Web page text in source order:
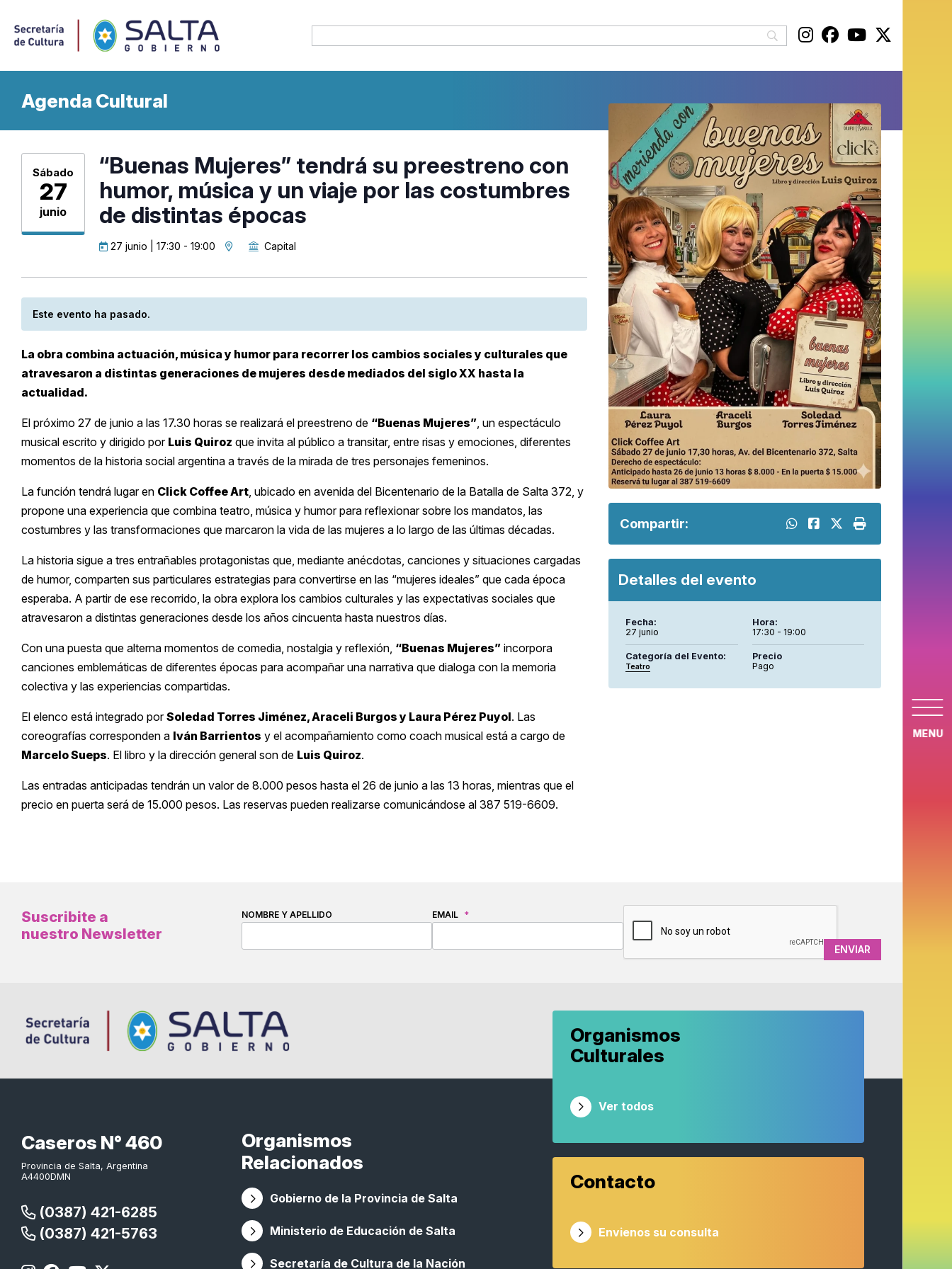
MENU
Agenda Cultural
Sábado
27
junio
“Buenas Mujeres” tendrá su preestreno con
humor, música y un viaje por las costumbres
de distintas épocas
27 junio | 17:30 - 19:00 Capital
Este evento ha pasado.
La obra combina actuación, música y humor para recorrer los cambios sociales y culturales que
atravesaron a distintas generaciones de mujeres desde mediados del siglo XX hasta la
actualidad.
El próximo 27 de junio a las 17.30 horas se realizará el preestreno de “Buenas Mujeres”, un espectáculo
musical escrito y dirigido por Luis Quiroz que invita al público a transitar, entre risas y emociones, diferentes
momentos de la historia social argentina a través de la mirada de tres personajes femeninos.
La función tendrá lugar en Click Coffee Art, ubicado en avenida del Bicentenario de la Batalla de Salta 372, y
propone una experiencia que combina teatro, música y humor para reflexionar sobre los mandatos, las
costumbres y las transformaciones que marcaron la vida de las mujeres a lo largo de las últimas décadas.
La historia sigue a tres entrañables protagonistas que, mediante anécdotas, canciones y situaciones cargadas
de humor, comparten sus particulares estrategias para convertirse en las “mujeres ideales” que cada época
esperaba. A partir de ese recorrido, la obra explora los cambios culturales y las expectativas sociales que
atravesaron a distintas generaciones desde los años cincuenta hasta nuestros días.
Con una puesta que alterna momentos de comedia, nostalgia y reflexión, “Buenas Mujeres” incorpora
canciones emblemáticas de diferentes épocas para acompañar una narrativa que dialoga con la memoria
colectiva y las experiencias compartidas.
El elenco está integrado porSoledad Torres Jiménez, Araceli Burgos y Laura Pérez Puyol. Las
coreografías corresponden a Iván Barrientos y el acompañamiento como coach musical está a cargo de
Marcelo Sueps. El libro y la dirección general son de Luis Quiroz.
Las entradas anticipadas tendrán un valor de 8.000 pesos hasta el 26 de junio a las 13 horas, mientras que el
precio en puerta será de 15.000 pesos. Las reservas pueden realizarse comunicándose al 387 519-6609.
Compartir:
Detalles del evento
Fecha:
27 junio
Hora:
17:30 - 19:00
Categoría del Evento:
Teatro
Precio
Pago
Suscribite a
nuestro Newsletter
NOMBRE Y APELLIDO EMAIL *
Caseros N° 460
Provincia de Salta, Argentina
A4400DMN
(0387) 421-6285
(0387) 421-5763
Organismos
Relacionados
Gobierno de la Provincia de Salta
Ministerio de Educación de Salta
Secretaría de Cultura de la Nación
Organismos
Culturales
Ver todos
Contacto
Envienos su consulta